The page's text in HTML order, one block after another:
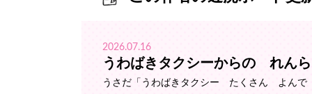
2026.07.16
うわばきタクシーからの れん
うさだ「うわばきタクシー たくさん よん